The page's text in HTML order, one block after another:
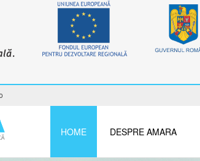
HOME DESPRE AMARA